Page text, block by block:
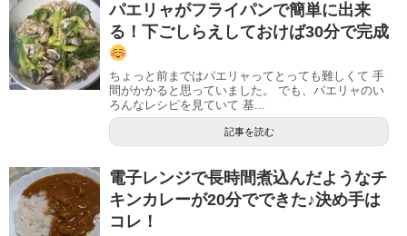
パエリャがフライパンで簡単に出来
る！下ごしらえしておけば30分で完成
ちょっと前まではパエリャってとっても難しくて 手
間がかかると思っていました。 でも、パエリャのい
ろんなレシピを見ていて 基...
記事を読む
電子レンジで長時間煮込んだようなチ
キンカレーが20分でできた♪決め手は
コレ！